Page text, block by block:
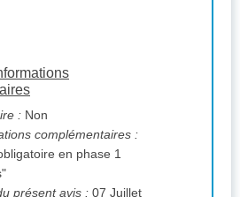
: Non
complémentaires :
en phase 1
présent avis : 07 Juillet